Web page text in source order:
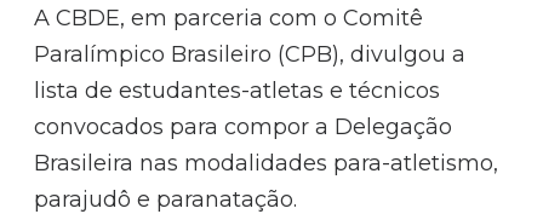
A CBDE, em parceria com o Comitê
Paralímpico Brasileiro (CPB), divulgou a
lista de estudantes-atletas e técnicos
convocados para compor a Delegação
Brasileira nas modalidades para-atletismo,
parajudô e paranatação.